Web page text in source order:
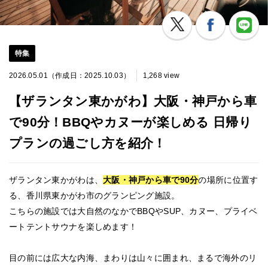
特集
2026.05.01（作成日：2025.10.03） 1,268 view
【ザランタン東かがわ】大阪・神戸から車
で90分！BBQやカヌーが楽しめる 日帰り
プランの過ごし方を紹介！
ザランタン東かがわは、大阪・神戸から車で90分の場所に位置す
る、香川県東かがわ市のグランピング施設。
こちらの施設では大自然のなかでBBQやSUP、カヌー、プライベ
ートテントサウナを楽しめます！
目の前には広大な内海、まわりは山々に囲まれ、まるで海外のリ